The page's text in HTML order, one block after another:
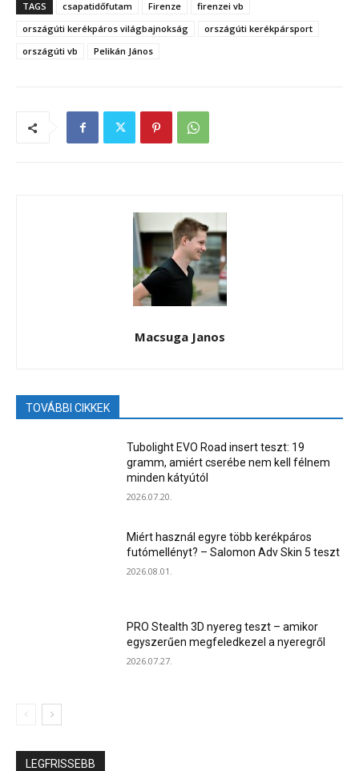
TAGS csapatidőfutam Firenze
firenzei vb
országúti kerékpáros világbajnokság
országúti kerékpársport
országúti vb
Pelikán János
Macsuga Janos
TOVÁBBI CIKKEK
Tubolight EVO Road insert teszt: 19
gramm, amiért cserébe nem kell félnem
minden kátyútól
2026.07.20.
Miért használ egyre több kerékpáros
futómellényt? – Salomon Adv Skin 5 teszt
2026.08.01.
PRO Stealth 3D nyereg teszt – amikor
egyszerűen megfeledkezel a nyeregről
2026.07.27.
LEGFRISSEBB